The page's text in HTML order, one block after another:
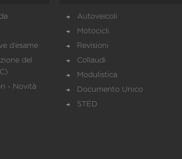
d’esame
del
- Novità
Autoveicoli
Motocicli
Revisioni
Collaudi
Modulistica
Documento Unico
STED